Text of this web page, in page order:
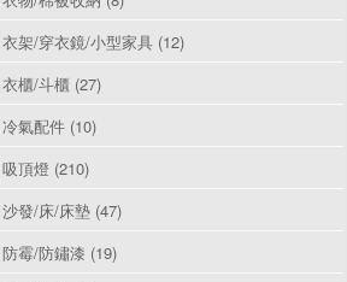
衣架/穿衣鏡/小型家具 (12)
衣櫃/斗櫃 (27)
冷氣配件 (10)
吸頂燈 (210)
沙發/床/床墊 (47)
防霉/防鏽漆 (19)